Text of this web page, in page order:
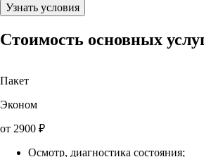
Узнать условия
Стоимость основных
Пакет
Эконом
от 2900 ₽
Осмотр, диагностика состояния;